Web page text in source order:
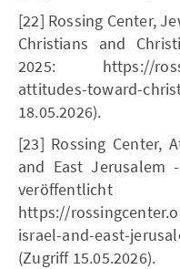
[22] Rossing Center,
Christians and
2025: https://
attitudes-toward-
18.05.2026).
[23] Rossing Center,
and East Jerusalem
https://
israel-and-east-
(Zugriff 15.05.2026).